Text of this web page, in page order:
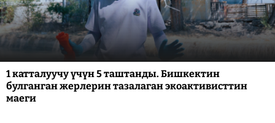
1 катталуучу үчүн 5 таштанды. Бишкектин
булганган жерлерин тазалаган экоактивисттин
маеги